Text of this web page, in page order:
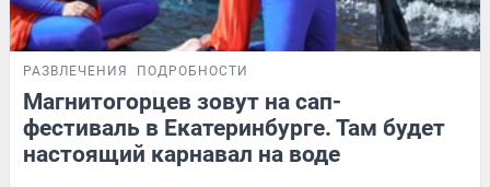
РАЗВЛЕЧЕНИЯ ПОДРОБНОСТИ
Магнитогорцев зовут на сап-
фестиваль в Екатеринбурге. Там будет
настоящий карнавал на воде